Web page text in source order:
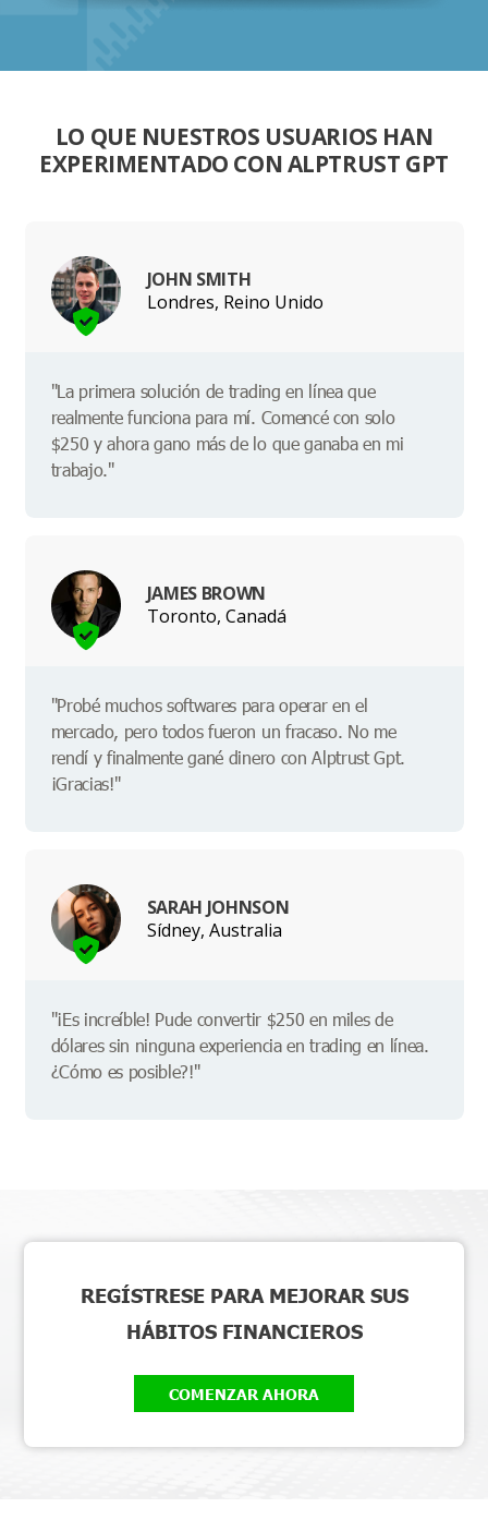
LO QUE NUESTROS USUARIOS HAN
EXPERIMENTADO CON ALPTRUST GPT
JOHN SMITH
Londres, Reino Unido
"La primera solución de trading en línea que
realmente funciona para mí. Comencé con solo
$250 y ahora gano más de lo que ganaba en mi
trabajo."
JAMES BROWN
Toronto, Canadá
"Probé muchos softwares para operar en el
mercado, pero todos fueron un fracaso. No me
rendí y finalmente gané dinero con Alptrust Gpt.
¡Gracias!"
SARAH JOHNSON
Sídney, Australia
"¡Es increíble! Pude convertir $250 en miles de
dólares sin ninguna experiencia en trading en línea.
¿Cómo es posible?!"
REGÍSTRESE PARA MEJORAR SUS
HÁBITOS FINANCIEROS
COMENZAR AHORA